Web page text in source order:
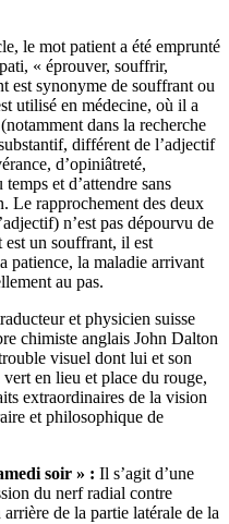
le mot patient a été emprunté
« éprouver, souffrir,
est synonyme de souffrant ou
utilisé en médecine, où il a
dans la recherche
différent de l’adjectif
d’opiniâtreté,
et d’attendre sans
Le rapprochement des deux
n’est pas dépourvu de
est un souffrant, il est
patience, la maladie arrivant
au pas.
et physicien suisse
chimiste anglais John Dalton
visuel dont lui et son
en lieu et place du rouge,
extraordinaires de la vision
et philosophique de
soir » : Il s’agit d’une
du nerf radial contre
de la partie latérale de la